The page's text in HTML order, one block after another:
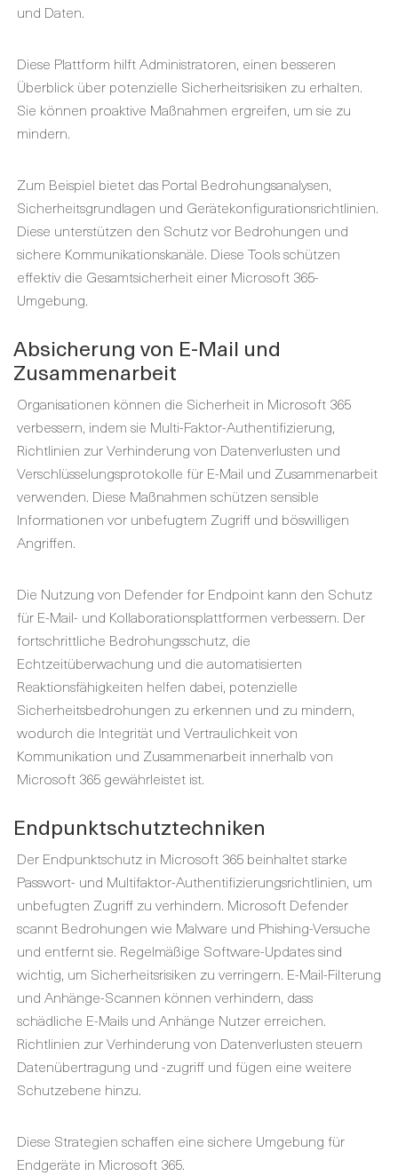
und Daten.
Diese Plattform hilft Administratoren, einen besseren
Überblick über potenzielle Sicherheitsrisiken zu erhalten.
Sie können proaktive Maßnahmen ergreifen, um sie zu
mindern.
Zum Beispiel bietet das Portal Bedrohungsanalysen,
Sicherheitsgrundlagen und Gerätekonfigurationsrichtlinien.
Diese unterstützen den Schutz vor Bedrohungen und
sichere Kommunikationskanäle. Diese Tools schützen
effektiv die Gesamtsicherheit einer Microsoft 365-
Umgebung.
Absicherung von E-Mail und
Zusammenarbeit
Organisationen können die Sicherheit in Microsoft 365
verbessern, indem sie Multi-Faktor-Authentifizierung,
Richtlinien zur Verhinderung von Datenverlusten und
Verschlüsselungsprotokolle für E-Mail und Zusammenarbeit
verwenden. Diese Maßnahmen schützen sensible
Informationen vor unbefugtem Zugriff und böswilligen
Angriffen.
Die Nutzung von Defender for Endpoint kann den Schutz
für E-Mail- und Kollaborationsplattformen verbessern. Der
fortschrittliche Bedrohungsschutz, die
Echtzeitüberwachung und die automatisierten
Reaktionsfähigkeiten helfen dabei, potenzielle
Sicherheitsbedrohungen zu erkennen und zu mindern,
wodurch die Integrität und Vertraulichkeit von
Kommunikation und Zusammenarbeit innerhalb von
Microsoft 365 gewährleistet ist.
Endpunktschutztechniken
Der Endpunktschutz in Microsoft 365 beinhaltet starke
Passwort- und Multifaktor-Authentifizierungsrichtlinien, um
unbefugten Zugriff zu verhindern. Microsoft Defender
scannt Bedrohungen wie Malware und Phishing-Versuche
und entfernt sie. Regelmäßige Software-Updates sind
wichtig, um Sicherheitsrisiken zu verringern. E-Mail-Filterung
und Anhänge-Scannen können verhindern, dass
schädliche E-Mails und Anhänge Nutzer erreichen.
Richtlinien zur Verhinderung von Datenverlusten steuern
Datenübertragung und -zugriff und fügen eine weitere
Schutzebene hinzu.
Diese Strategien schaffen eine sichere Umgebung für
Endgeräte in Microsoft 365.